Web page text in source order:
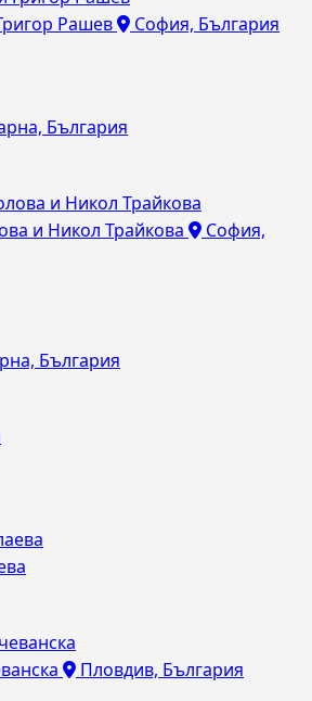
Рашев
София, България
България
и Никол Трайкова
София,
България
Пловдив, България